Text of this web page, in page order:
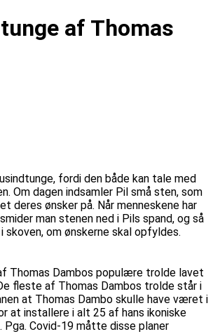
af Thomas
fordi den både kan tale med
Om dagen indsamler Pil små sten, som
deres ønsker på. Når menneskene har
man stenen ned i Pils spand, og så
skoven, om ønskerne skal opfyldes.
Thomas Dambos populære trolde lavet
fleste af Thomas Dambos trolde står i
at Thomas Dambo skulle have været i
at installere i alt 25 af hans ikoniske
Covid-19 måtte disse planer